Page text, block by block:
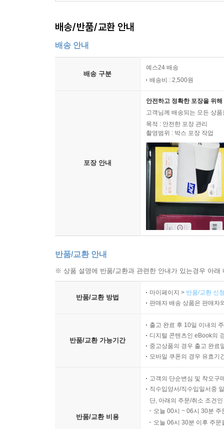
배송/반품/교환 안내
배송 안내
배송 구분
예스24 배송
배송비 : 2,500원
포장 안내
안전하고 정확한 포장을 위
고객님께 배송되는 모든 상
목적 : 안전한 포장 관리
촬영범위 : 박스 포장 작업
반품/교환 안내
※ 상품 설명에 반품/교환과 관련한 안내가 있는경우 아
반품/교환 방법
마이페이지 > 반품/교환 신
판매자 배송 상품은 판매자
반품/교환 가능기간
출고 완료 후 10일 이내의
디지털 콘텐츠인 eBook의
중고상품의 경우 출고 완료
모바일 쿠폰의 경우 유효기
반품/교환 비용
고객의 단순변심 및 착오구
직수입양서/직수입일서중
단, 아래의 주문/취소 조건
오늘 00시 ~ 06시 30분
오늘 06시 30분 이후 주